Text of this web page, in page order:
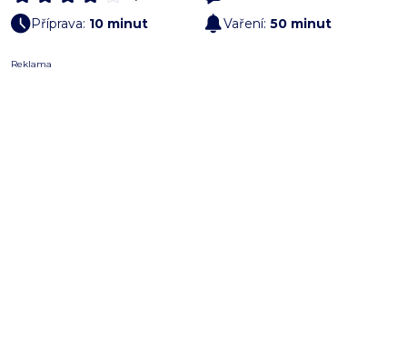
Příprava: 10 minut Vaření: 50 minut
Reklama